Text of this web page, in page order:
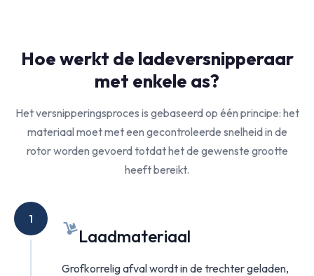
Hoe werkt de ladeversnipperaar
met enkele as?
Het versnipperingsproces is gebaseerd op één principe: het
materiaal moet met een gecontroleerde snelheid in de
rotor worden gevoerd totdat het de gewenste grootte
heeft bereikt.
1
Laadmateriaal
Grofkorrelig afval wordt in de trechter geladen,